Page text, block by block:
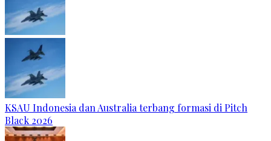
KSAU Indonesia dan Australia terbang formasi di Pitch
Black 2026